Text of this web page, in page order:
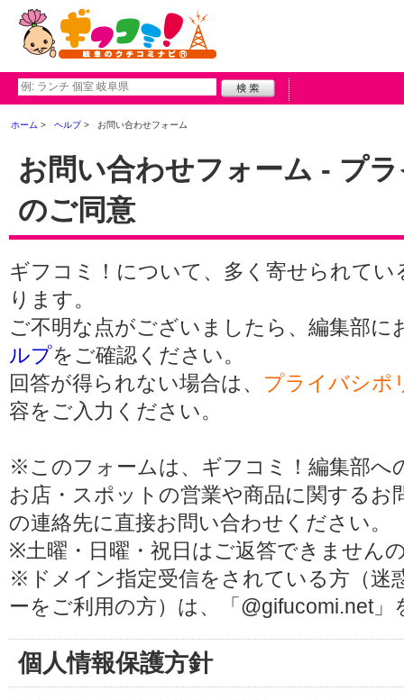
ホーム ヘルプ お問い合わせフォーム
お問い合わせフォーム - プ
のご同意
ギフコミ！について、多く寄せられてい
ります。
ご不明な点がございましたら、編集部
ルプをご確認ください。
回答が得られない場合は、 プライバシポ
容をご入力ください。
※このフォームは、ギフコミ！編集部へ
お店・スポットの営業や商品に関する
の連絡先に直接お問い合わせください。
※土曜・日曜・祝日はご返答できません
※ドメイン指定受信をされている方（迷
ーをご利用の方）は、「@gifucomi.net
個人情報保護方針